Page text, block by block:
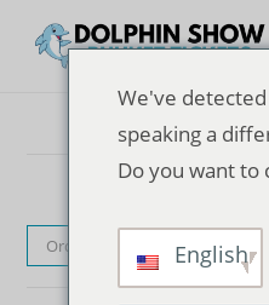
Orden predeterminado
We've
speaking a
Do you want to
English